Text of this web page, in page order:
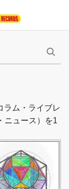
ラム・ライブレ
ニュース）を1